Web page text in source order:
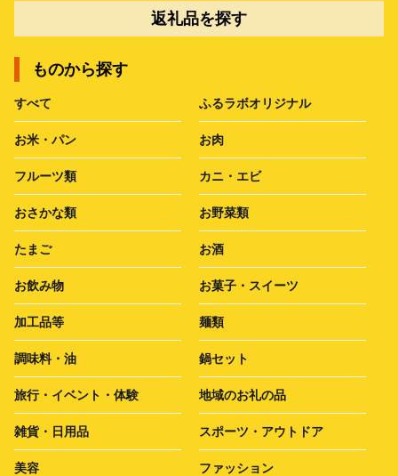
返礼品を探す
ものから探す
すべて ふるラボオリジナル
お米・パン お肉
フルーツ類 カニ・エビ
おさかな類 お野菜類
たまご お酒
お飲み物 お菓子・スイーツ
加工品等 麺類
調味料・油 鍋セット
旅行・イベント・体験 地域のお礼の品
雑貨・日用品 スポーツ・アウトドア
美容 ファッション